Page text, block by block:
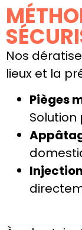
Nos
lieux et la
Pièges